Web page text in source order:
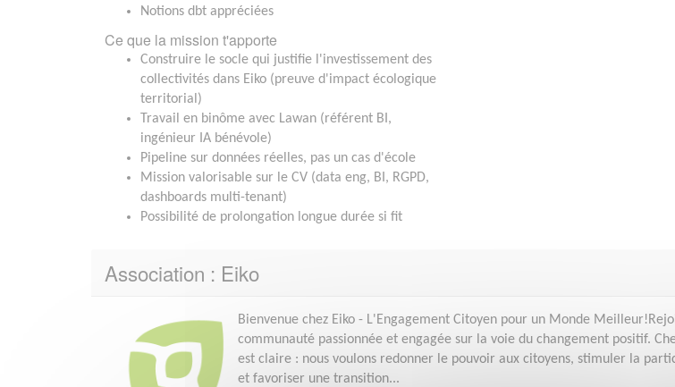
Notions dbt appréciées
Ce que la mission t'apporte
Construire le socle qui justifie l'investissement des
collectivités dans Eiko (preuve d'impact écologique
territorial)
Travail en binôme avec Lawan (référent BI,
ingénieur IA bénévole)
Pipeline sur données réelles, pas un cas d'école
Mission valorisable sur le CV (data eng, BI, RGPD,
dashboards multi-tenant)
Possibilité de prolongation longue durée si fit
Association : Eiko
Bienvenue chez Eiko - L'Engagement Citoyen pour un Monde
communauté passionnée et engagée sur la voie du changement positif.
est claire : nous voulons redonner le pouvoir aux citoyens, stimuler la
et favoriser une transition...